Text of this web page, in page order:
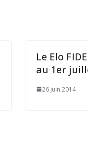
Le Elo
au 1er
26 juin 2014